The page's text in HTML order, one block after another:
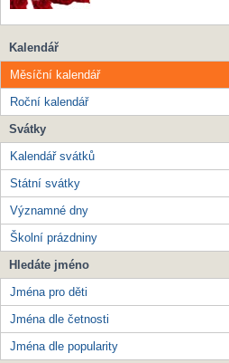
Kalendář
Měsíční kalendář
Roční kalendář
Svátky
Kalendář svátků
Státní svátky
Významné dny
Školní prázdniny
Hledáte jméno
Jména pro děti
Jména dle četnosti
Jména dle popularity